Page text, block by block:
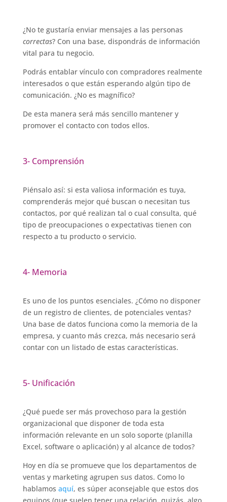
¿No te gustaría enviar mensajes a las personas
correctas? Con una base, dispondrás de información
vital para tu negocio.
Podrás entablar vínculo con compradores realmente
interesados o que están esperando algún tipo de
comunicación. ¿No es magnífico?
De esta manera será más sencillo mantener y
promover el contacto con todos ellos.
3- Comprensión
Piénsalo así: si esta valiosa información es tuya,
comprenderás mejor qué buscan o necesitan tus
contactos, por qué realizan tal o cual consulta, qué
tipo de preocupaciones o expectativas tienen con
respecto a tu producto o servicio.
4- Memoria
Es uno de los puntos esenciales. ¿Cómo no disponer
de un registro de clientes, de potenciales ventas?
Una base de datos funciona como la memoria de la
empresa, y cuanto más crezca, más necesario será
contar con un listado de estas características.
5- Unificación
¿Qué puede ser más provechoso para la gestión
organizacional que disponer de toda esta
información relevante en un solo soporte (planilla
Excel, software o aplicación) y al alcance de todos?
Hoy en día se promueve que los departamentos de
ventas y marketing agrupen sus datos. Como lo
hablamos aquí, es súper aconsejable que estos dos